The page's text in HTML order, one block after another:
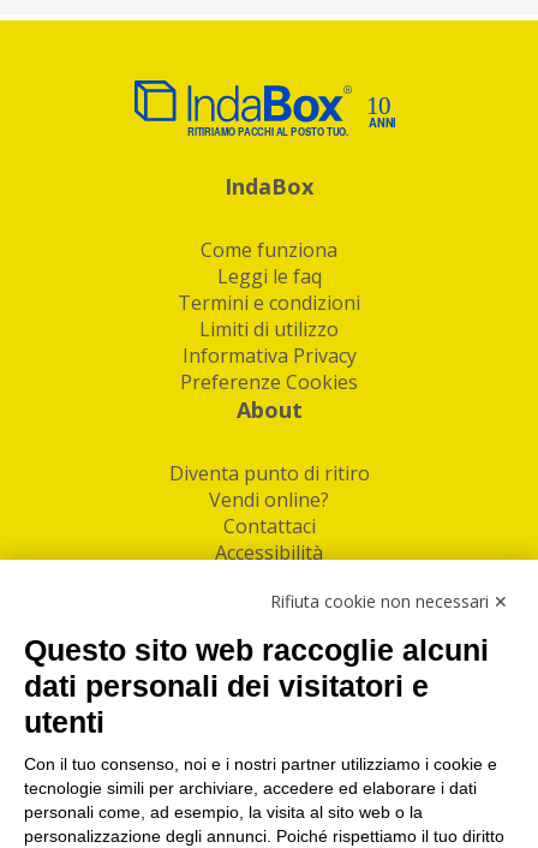
IndaBox
Come funziona
Leggi le faq
Termini e condizioni
Limiti di utilizzo
Informativa Privacy
Preferenze Cookies
About
Diventa punto di ritiro
Vendi online?
Contattaci
Accessibilità
Facebook
Linkedin
I nostri punti di ritiro e spedizione pacchi nelle
maggiori città italiane
Torino|Milano|Roma|Bologna|Firenze| Genova
Napoli|Varese
Rifiuta cookie non necessari ✕
Questo sito web raccoglie alcuni
dati personali dei visitatori e
utenti
Con il tuo consenso, noi e i nostri partner utilizziamo i cookie e
tecnologie simili per archiviare, accedere ed elaborare i dati
personali come, ad esempio, la visita al sito web o la
personalizzazione degli annunci. Poiché rispettiamo il tuo diritto